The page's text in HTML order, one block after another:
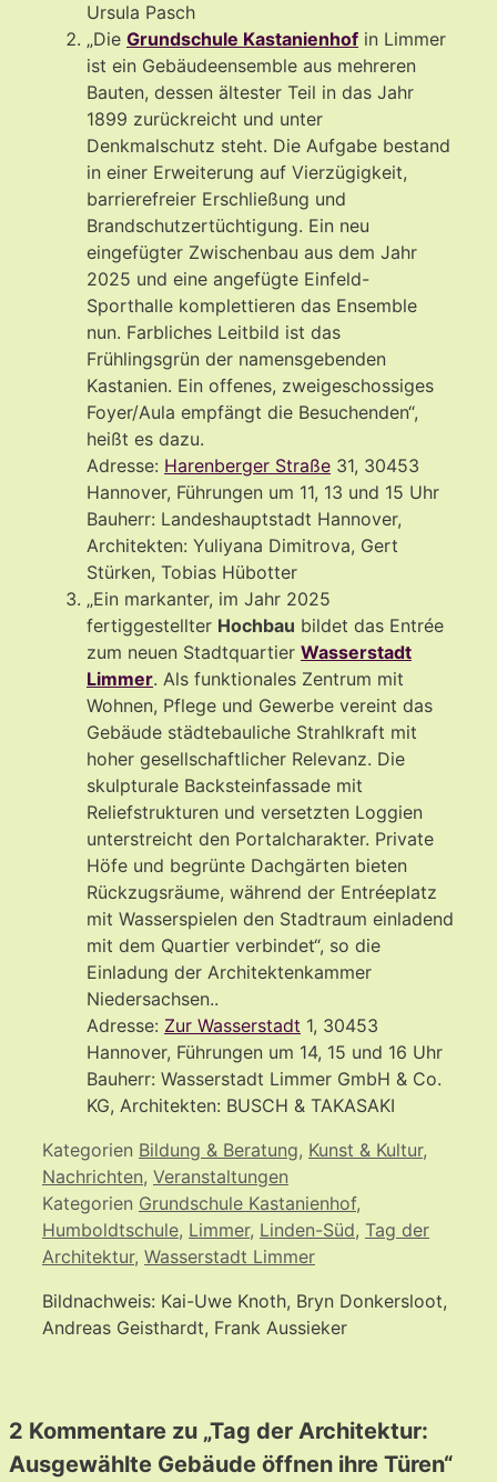
Ursula Pasch
„Die Grundschule Kastanienhof in Limmer
ist ein Gebäudeensemble aus mehreren
Bauten, dessen ältester Teil in das Jahr
1899 zurückreicht und unter
Denkmalschutz steht. Die Aufgabe bestand
in einer Erweiterung auf Vierzügigkeit,
barrierefreier Erschließung und
Brandschutzertüchtigung. Ein neu
eingefügter Zwischenbau aus dem Jahr
2025 und eine angefügte Einfeld-
Sporthalle komplettieren das Ensemble
nun. Farbliches Leitbild ist das
Frühlingsgrün der namensgebenden
Kastanien. Ein offenes, zweigeschossiges
Foyer/Aula empfängt die Besuchenden“,
heißt es dazu.
Adresse: Harenberger Straße 31, 30453
Hannover, Führungen um 11, 13 und 15 Uhr
Bauherr: Landeshauptstadt Hannover,
Architekten: Yuliyana Dimitrova, Gert
Stürken, Tobias Hübotter
„Ein markanter, im Jahr 2025
fertiggestellter Hochbau bildet das Entrée
zum neuen Stadtquartier Wasserstadt
Limmer. Als funktionales Zentrum mit
Wohnen, Pflege und Gewerbe vereint das
Gebäude städtebauliche Strahlkraft mit
hoher gesellschaftlicher Relevanz. Die
skulpturale Backsteinfassade mit
Reliefstrukturen und versetzten Loggien
unterstreicht den Portalcharakter. Private
Höfe und begrünte Dachgärten bieten
Rückzugsräume, während der Entréeplatz
mit Wasserspielen den Stadtraum einladend
mit dem Quartier verbindet“, so die
Einladung der Architektenkammer
Niedersachsen..
Adresse: Zur Wasserstadt 1, 30453
Hannover, Führungen um 14, 15 und 16 Uhr
Bauherr: Wasserstadt Limmer GmbH & Co.
KG, Architekten: BUSCH & TAKASAKI
Kategorien Bildung & Beratung, Kunst & Kultur,
Nachrichten, Veranstaltungen
Kategorien Grundschule Kastanienhof,
Humboldtschule, Limmer, Linden-Süd, Tag der
Architektur, Wasserstadt Limmer
Bildnachweis: Kai-Uwe Knoth, Bryn Donkersloot,
Andreas Geisthardt, Frank Aussieker
2 Kommentare zu „Tag der Architektur:
Ausgewählte Gebäude öffnen ihre Türen“